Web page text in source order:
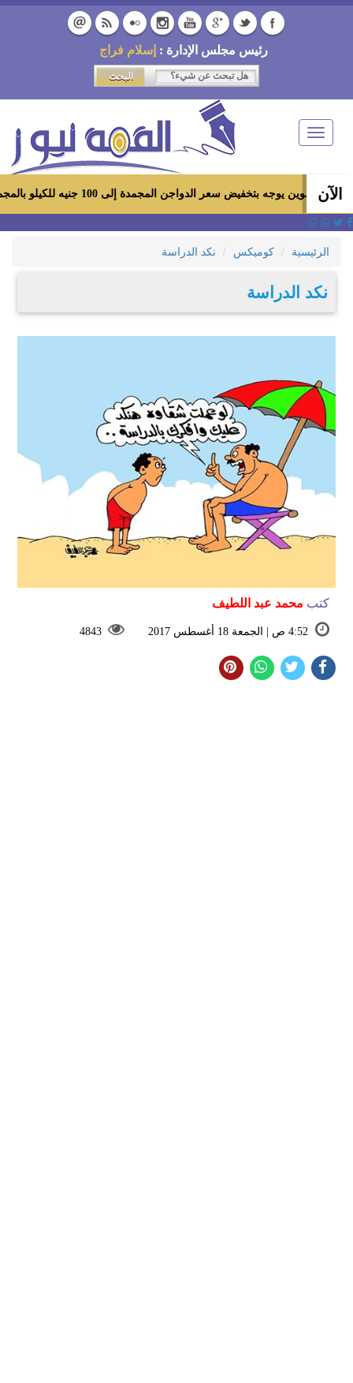
رئيس مجلس الإدارة : إسلام فراج
Toggle
navigation
الآن
يوجه بتخفيض سعر الدواجن المجمدة إلى 100 جنيه للكيلو بالمجمعات الاستهلاكية ومعارض «أهلاً رمضان»
الرئيسية كوميكس نكد الدراسة
نكد الدراسة
كتب محمد عبد اللطيف
4:52 ص | الجمعة 18 أغسطس 2017 4843